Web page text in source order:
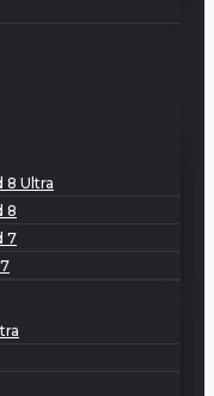
8 Ultra
8
7